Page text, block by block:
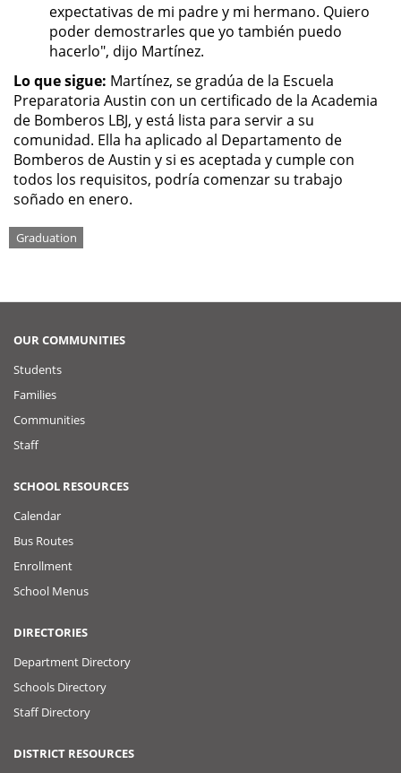
expectativas de mi padre y mi hermano. Quiero
poder demostrarles que yo también puedo
hacerlo", dijo Martínez.
Lo que sigue: Martínez, se gradúa de la Escuela
Preparatoria Austin con un certificado de la Academia
de Bomberos LBJ, y está lista para servir a su
comunidad. Ella ha aplicado al Departamento de
Bomberos de Austin y si es aceptada y cumple con
todos los requisitos, podría comenzar su trabajo
soñado en enero.
Tags
Graduation
OUR COMMUNITIES
Students
Families
Communities
Staff
SCHOOL RESOURCES
Calendar
Bus Routes
Enrollment
School Menus
DIRECTORIES
Department Directory
Schools Directory
Staff Directory
DISTRICT RESOURCES